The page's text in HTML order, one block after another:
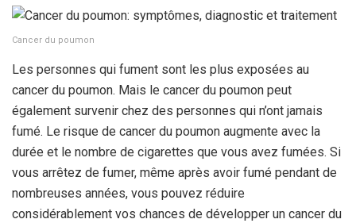
Cancer du poumon
Les personnes qui fument sont les plus exposées au
cancer du poumon. Mais le cancer du poumon peut
également survenir chez des personnes qui n’ont jamais
fumé. Le risque de cancer du poumon augmente avec la
durée et le nombre de cigarettes que vous avez fumées. Si
vous arrêtez de fumer, même après avoir fumé pendant de
nombreuses années, vous pouvez réduire
considérablement vos chances de développer un cancer du